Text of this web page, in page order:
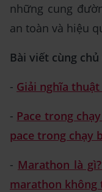
những cung
an toàn và hiệu
Bài viết cùng chủ
- Giải nghĩa
- Pace trong
pace trong chạy
- Marathon là
marathon không